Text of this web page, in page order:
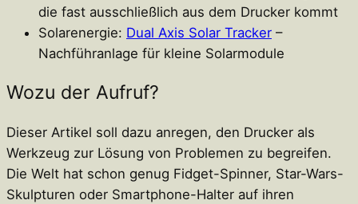
die fast ausschließlich aus dem Drucker kommt
Solarenergie: Dual Axis Solar Tracker –
Nachführanlage für kleine Solarmodule
Wozu der Aufruf?
Dieser Artikel soll dazu anregen, den Drucker als
Werkzeug zur Lösung von Problemen zu begreifen.
Die Welt hat schon genug Fidget-Spinner, Star-Wars-
Skulpturen oder Smartphone-Halter auf ihren